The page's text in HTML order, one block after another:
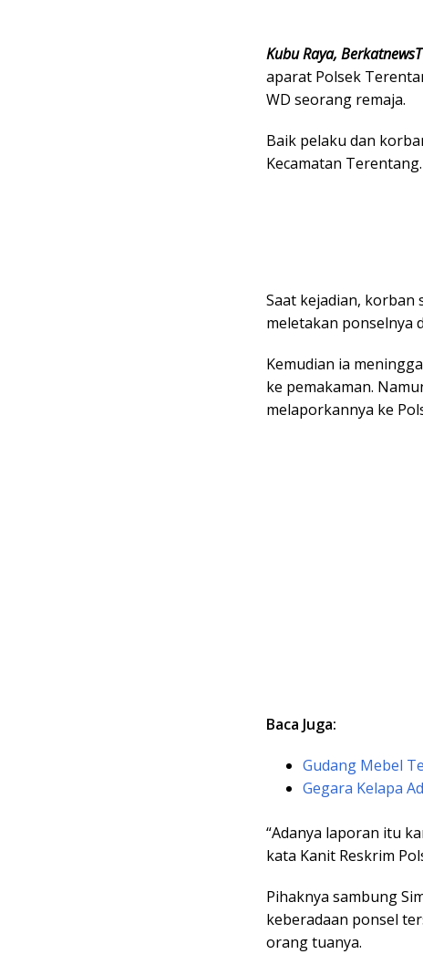
Kubu Raya,
aparat Polsek
WD seorang remaja.
Baik pelaku dan
Kecamatan Terentang.
Saat kejadian, korban
meletakan ponselnya
Kemudian ia
ke pemakaman.
melaporkannya ke
Baca Juga:
Gudang Mebel
Gegara Kelapa
“Adanya laporan itu
kata Kanit Reskrim
Pihaknya sambung
keberadaan ponsel
orang tuanya.